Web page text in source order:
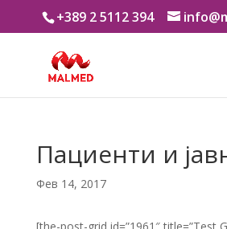
+389 2 5112 394
Пациенти и
Фев 14, 2017